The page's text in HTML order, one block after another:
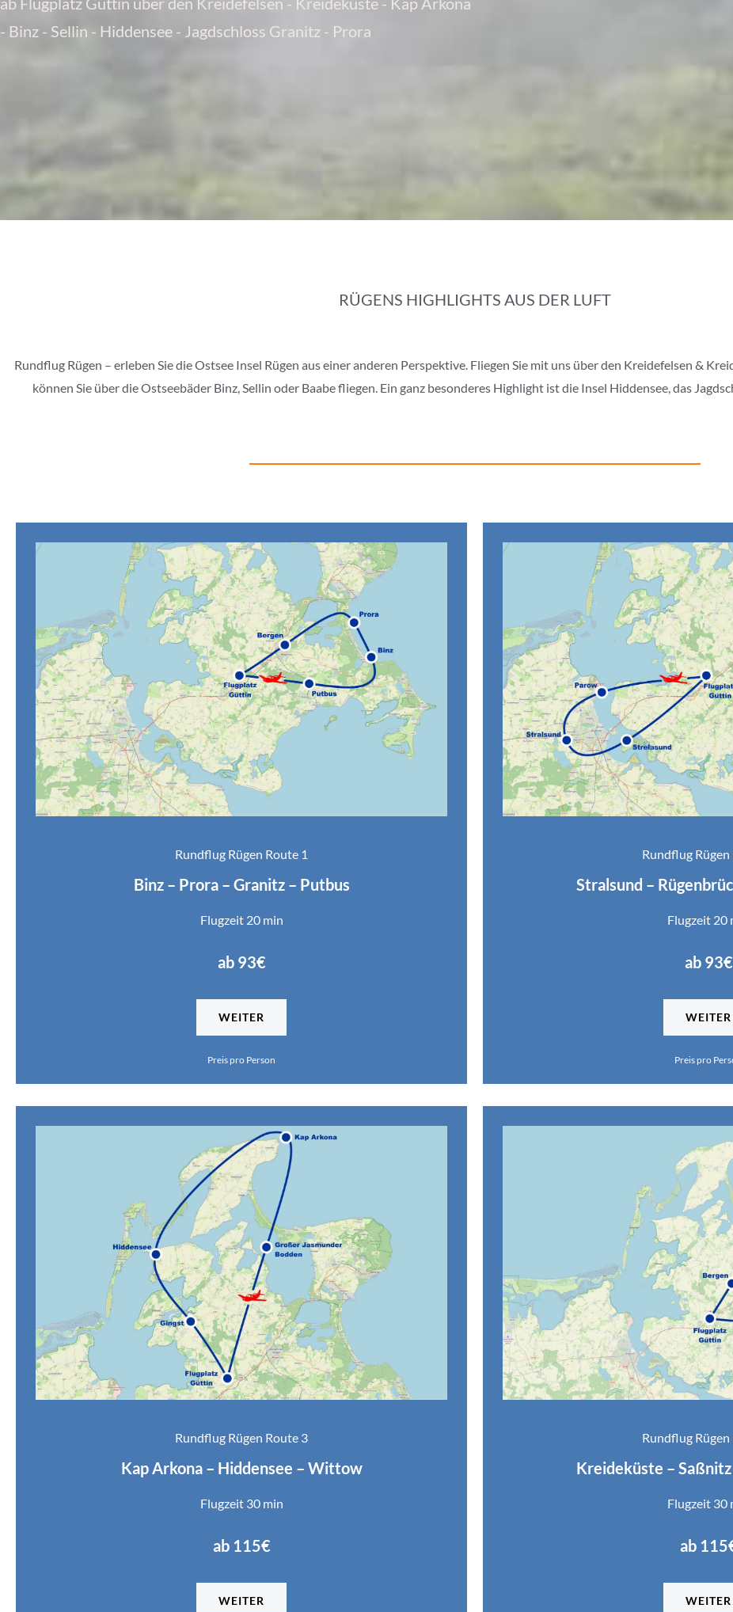
- Binz - Sellin - Hiddensee - Jagdschloss Granitz - Prora
RÜGENS HIGHLIGHTS AUS DER LUFT
Rundflug Rügen – erleben Sie die Ostsee Insel Rügen aus einer anderen Perspektive. Fliegen Sie mit uns über den Kreidefelsen &
können Sie über die Ostseebäder Binz, Sellin oder Baabe fliegen. Ein ganz besonderes Highlight ist die Insel Hiddensee, das
Rundflug Rügen Route 1
Binz – Prora – Granitz – Putbus
Flugzeit 20 min
ab 93€
WEITER
Preis pro Person
Rundflug Rügen
Stralsund –
Flugzeit 20
ab 93€
WEITER
Preis pro
Rundflug Rügen Route 3
Kap Arkona – Hiddensee – Wittow
Flugzeit 30 min
ab 115€
WEITER
Rundflug Rügen
Kreideküste –
Flugzeit 30
ab
WEITER